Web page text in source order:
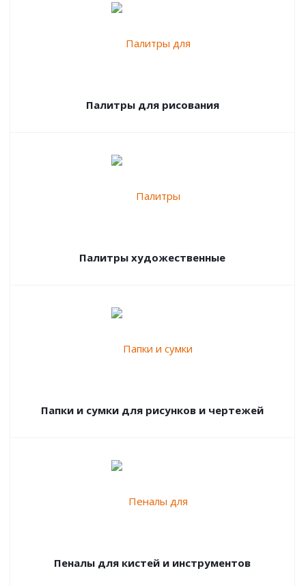
Палитры для рисования
Палитры художественные
Папки и сумки для рисунков и чертежей
Пеналы для кистей и инструментов